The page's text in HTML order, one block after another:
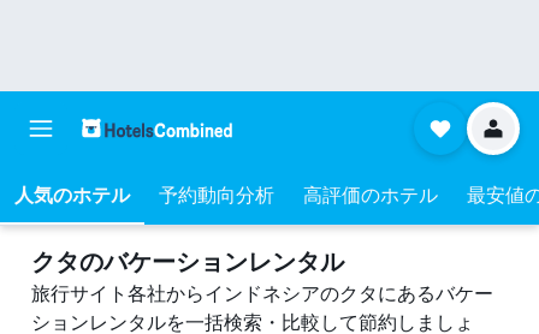
人気のホテル 予約動向分析 高評価のホテル 最安値
クタのバケーションレンタル
旅行サイト各社からインドネシアのクタにあるバケー
ションレンタルを一括検索・比較して節約しましょ